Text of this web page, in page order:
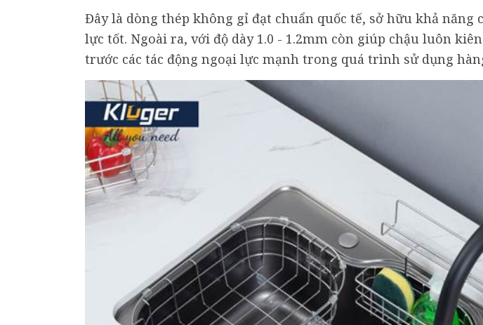
Đây là dòng thép không gỉ đạt chuẩn quốc tế, sở hữu khả năng
lực tốt. Ngoài ra, với độ dày 1.0 - 1.2mm còn giúp chậu luôn
trước các tác động ngoại lực mạnh trong quá trình sử dụng